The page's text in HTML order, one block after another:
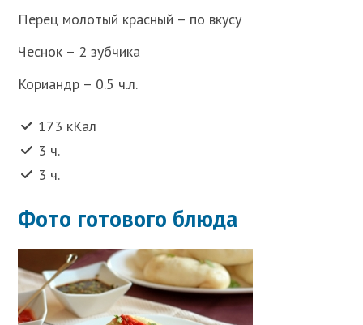
Перец молотый красный – по вкусу
Чеснок – 2 зубчика
Кориандр – 0.5 ч.л.
173 кКал
3 ч.
3 ч.
Фото готового блюда